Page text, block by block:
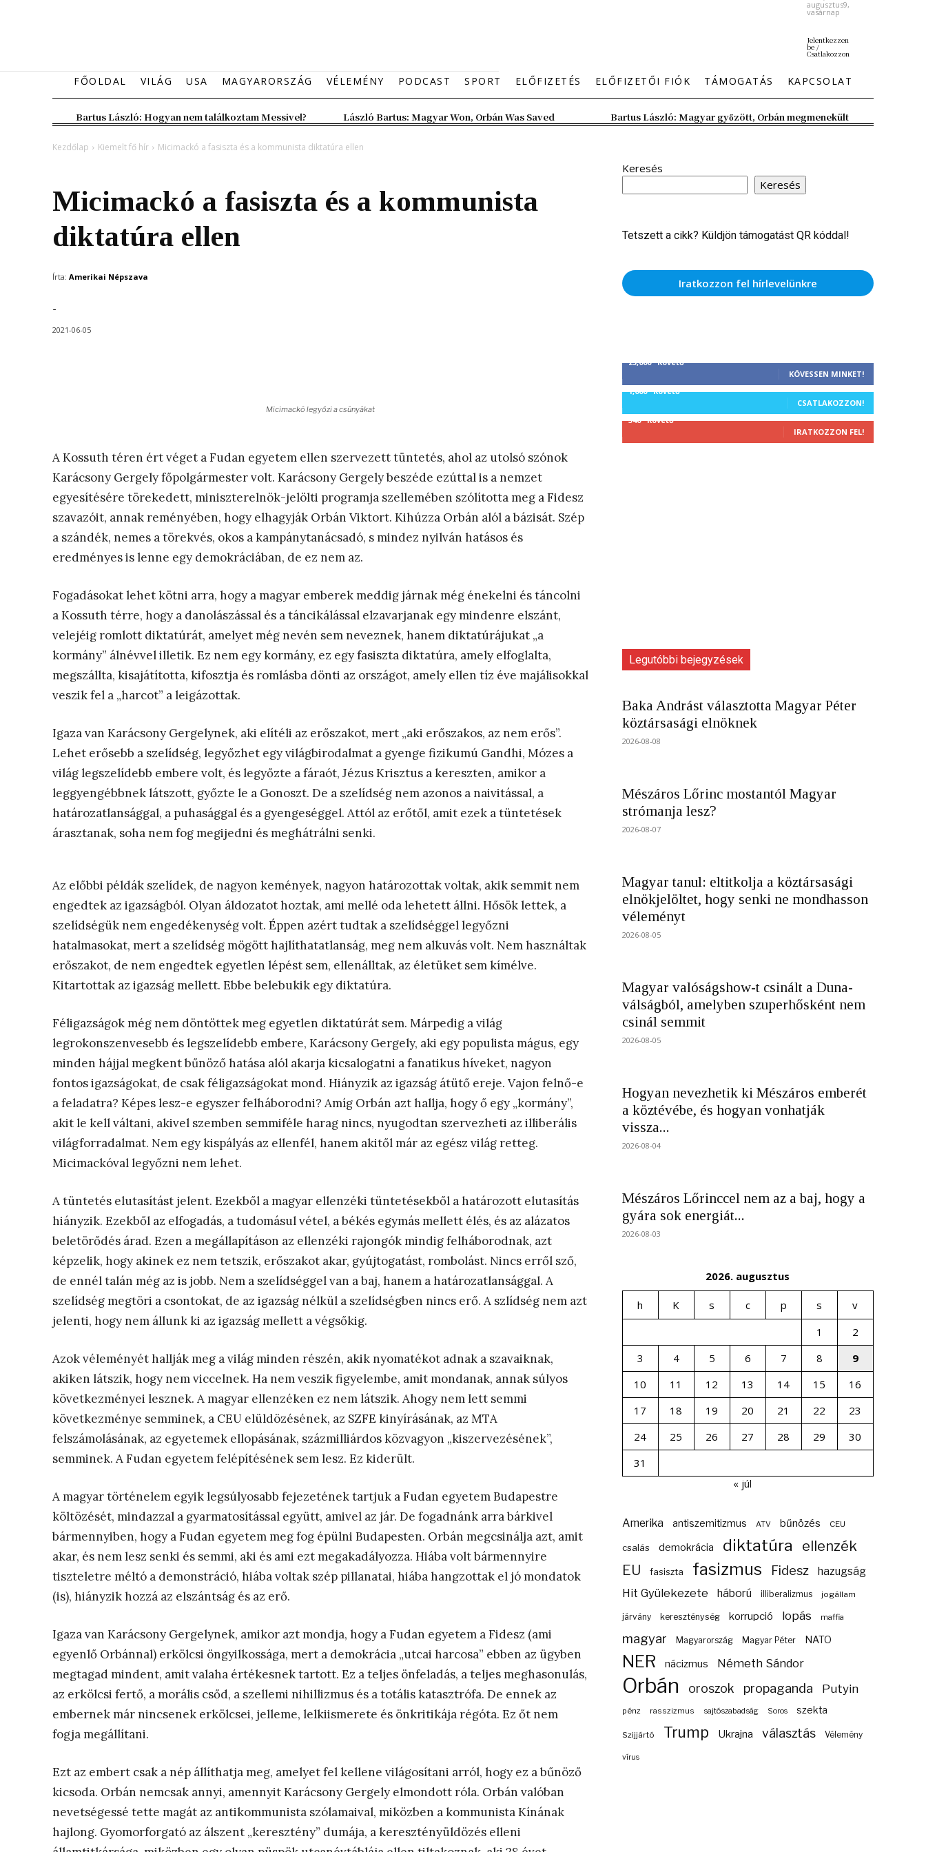
augusztus9,
vasárnap
Jelentkezzen
be /
Csatlakozzon
FŐOLDAL VILÁG USA MAGYARORSZÁG VÉLEMÉNY PODCAST SPORT ELŐFIZETÉS ELŐFIZETŐI FIÓK TÁMOGATÁS KAPCSOLAT
Bartus László: Hogyan nem találkoztam Messivel? László Bartus: Magyar Won, Orbán Was Saved Bartus László: Magyar győzött, Orbán megmenekült
Kezdőlap Kiemelt fő hír Micimackó a fasiszta és a kommunista diktatúra ellen
Micimackó a fasiszta és a kommunista
diktatúra ellen
Írta: Amerikai Népszava
-
2021-06-05
Micimackó legyőzi a csúnyákat
A Kossuth téren ért véget a Fudan egyetem ellen szervezett tüntetés, ahol az utolsó szónok
Karácsony Gergely főpolgármester volt. Karácsony Gergely beszéde ezúttal is a nemzet
egyesítésére törekedett, miniszterelnök-jelölti programja szellemében szólította meg a Fidesz
szavazóit, annak reményében, hogy elhagyják Orbán Viktort. Kihúzza Orbán alól a bázisát. Szép
a szándék, nemes a törekvés, okos a kampánytanácsadó, s mindez nyilván hatásos és
eredményes is lenne egy demokráciában, de ez nem az.
Fogadásokat lehet kötni arra, hogy a magyar emberek meddig járnak még énekelni és táncolni
a Kossuth térre, hogy a danolászással és a táncikálással elzavarjanak egy mindenre elszánt,
velejéig romlott diktatúrát, amelyet még nevén sem neveznek, hanem diktatúrájukat „a
kormány” álnévvel illetik. Ez nem egy kormány, ez egy fasiszta diktatúra, amely elfoglalta,
megszállta, kisajátította, kifosztja és romlásba dönti az országot, amely ellen tíz éve majálisokkal
veszik fel a „harcot” a leigázottak.
Igaza van Karácsony Gergelynek, aki elítéli az erőszakot, mert „aki erőszakos, az nem erős”.
Lehet erősebb a szelídség, legyőzhet egy világbirodalmat a gyenge fizikumú Gandhi, Mózes a
világ legszelídebb embere volt, és legyőzte a fáraót, Jézus Krisztus a kereszten, amikor a
leggyengébbnek látszott, győzte le a Gonoszt. De a szelídség nem azonos a naivitással, a
határozatlansággal, a puhasággal és a gyengeséggel. Attól az erőtől, amit ezek a tüntetések
árasztanak, soha nem fog megijedni és meghátrálni senki.
Az előbbi példák szelídek, de nagyon kemények, nagyon határozottak voltak, akik semmit nem
engedtek az igazságból. Olyan áldozatot hoztak, ami mellé oda lehetett állni. Hősök lettek, a
szelídségük nem engedékenység volt. Éppen azért tudtak a szelídséggel legyőzni
hatalmasokat, mert a szelídség mögött hajlíthatatlanság, meg nem alkuvás volt. Nem használtak
erőszakot, de nem engedtek egyetlen lépést sem, ellenálltak, az életüket sem kímélve.
Kitartottak az igazság mellett. Ebbe belebukik egy diktatúra.
Féligazságok még nem döntöttek meg egyetlen diktatúrát sem. Márpedig a világ
legrokonszenvesebb és legszelídebb embere, Karácsony Gergely, aki egy populista mágus, egy
minden hájjal megkent bűnöző hatása alól akarja kicsalogatni a fanatikus híveket, nagyon
fontos igazságokat, de csak féligazságokat mond. Hiányzik az igazság átütő ereje. Vajon felnő-e
a feladatra? Képes lesz-e egyszer felháborodni? Amíg Orbán azt hallja, hogy ő egy „kormány”,
akit le kell váltani, akivel szemben semmiféle harag nincs, nyugodtan szervezheti az illiberális
világforradalmat. Nem egy kispályás az ellenfél, hanem akitől már az egész világ retteg.
Micimackóval legyőzni nem lehet.
A tüntetés elutasítást jelent. Ezekből a magyar ellenzéki tüntetésekből a határozott elutasítás
hiányzik. Ezekből az elfogadás, a tudomásul vétel, a békés egymás mellett élés, és az alázatos
beletörődés árad. Ezen a megállapításon az ellenzéki rajongók mindig felháborodnak, azt
képzelik, hogy akinek ez nem tetszik, erőszakot akar, gyújtogatást, rombolást. Nincs erről sző,
de ennél talán még az is jobb. Nem a szelídséggel van a baj, hanem a határozatlansággal. A
szelídség megtöri a csontokat, de az igazság nélkül a szelídségben nincs erő. A szlídség nem azt
jelenti, hogy nem állunk ki az igazság mellett a végsőkig.
Azok véleményét hallják meg a világ minden részén, akik nyomatékot adnak a szavaiknak,
akiken látszik, hogy nem viccelnek. Ha nem veszik figyelembe, amit mondanak, annak súlyos
következményei lesznek. A magyar ellenzéken ez nem látszik. Ahogy nem lett semmi
következménye semminek, a CEU elüldözésének, az SZFE kinyírásának, az MTA
felszámolásának, az egyetemek ellopásának, százmilliárdos közvagyon „kiszervezésének”,
semminek. A Fudan egyetem felépítésének sem lesz. Ez kiderült.
A magyar történelem egyik legsúlyosabb fejezetének tartjuk a Fudan egyetem Budapestre
költözését, mindazzal a gyarmatosítással együtt, amivel az jár. De fogadnánk arra bárkivel
bármennyiben, hogy a Fudan egyetem meg fog épülni Budapesten. Orbán megcsinálja azt, amit
akar, és nem lesz senki és semmi, aki és ami ezt megakadályozza. Hiába volt bármennyire
tiszteletre méltó a demonstráció, hiába voltak szép pillanatai, hiába hangzottak el jó mondatok
(is), hiányzik hozzá az elszántság és az erő.
Igaza van Karácsony Gergelynek, amikor azt mondja, hogy a Fudan egyetem a Fidesz (ami
egyenlő Orbánnal) erkölcsi öngyilkossága, mert a demokrácia „utcai harcosa” ebben az ügyben
megtagad mindent, amit valaha értékesnek tartott. Ez a teljes önfeladás, a teljes meghasonulás,
az erkölcsi fertő, a morális csőd, a szellemi nihillizmus és a totális katasztrófa. De ennek az
embernek már nincsenek erkölcsei, jelleme, lelkiismerete és önkritikája régóta. Ez őt nem
fogja megállítani.
Ezt az embert csak a nép állíthatja meg, amelyet fel kellene világosítani arról, hogy ez a bűnöző
kicsoda. Orbán nemcsak annyi, amennyit Karácsony Gergely elmondott róla. Orbán valóban
nevetségessé tette magát az antikommunista szólamaival, miközben a kommunista Kínának
hajlong. Gyomorforgató az álszent „keresztény” dumája, a keresztényüldözés elleni
Keresés
Keresés
Tetszett a cikk? Küldjön támogatást QR kóddal!
Iratkozzon fel hírlevelünkre
25,000 Követő
KÖVESSEN MINKET!
1,000 Követő
CSATLAKOZZON!
340 Követő
IRATKOZZON FEL!
Legutóbbi bejegyzések
Baka Andrást választotta Magyar Péter
köztársasági elnöknek
2026-08-08
Mészáros Lőrinc mostantól Magyar
strómanja lesz?
2026-08-07
Magyar tanul: eltitkolja a köztársasági
elnökjelöltet, hogy senki ne mondhasson
véleményt
2026-08-05
Magyar valóságshow-t csinált a Duna-
válságból, amelyben szuperhősként nem
csinál semmit
2026-08-05
Hogyan nevezhetik ki Mészáros emberét
a köztévébe, és hogyan vonhatják
vissza...
2026-08-04
Mészáros Lőrinccel nem az a baj, hogy a
gyára sok energiát...
2026-08-03
2026. augusztus
h K s c p s
v
1
2
3
4 5 6 7 8
9
10
11 12 13 14 15
16
17
18 19 20 21 22
23
24
25 26 27 28 29
30
31
« júl
Amerika antiszemitizmus ATV bűnözés CEU
csalás demokrácia diktatúra ellenzék
EU fasiszta fasizmus Fidesz hazugság
Hit Gyülekezete háború illiberalizmus jogállam
járvány kereszténység korrupció lopás maffia
magyar Magyarország Magyar Péter NATO
NER nácizmus Németh Sándor
Orbán oroszok propaganda Putyin
pénz rasszizmus sajtószabadság Soros szekta
Szijjártó Trump Ukrajna választás Vélemény
vírus